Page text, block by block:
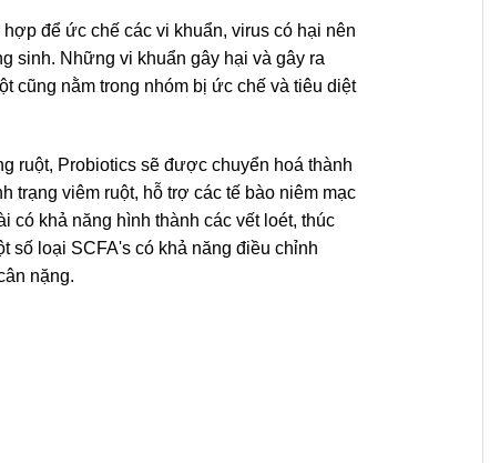
để ức chế các vi khuẩn, virus có hại nên
sinh. Những vi khuẩn gây hại và gây ra
cũng nằm trong nhóm bị ức chế và tiêu diệt
ruột, Probiotics sẽ được chuyển hoá thành
trạng viêm ruột, hỗ trợ các tế bào niêm mạc
có khả năng hình thành các vết loét, thúc
số loại SCFA's có khả năng điều chỉnh
nặng.